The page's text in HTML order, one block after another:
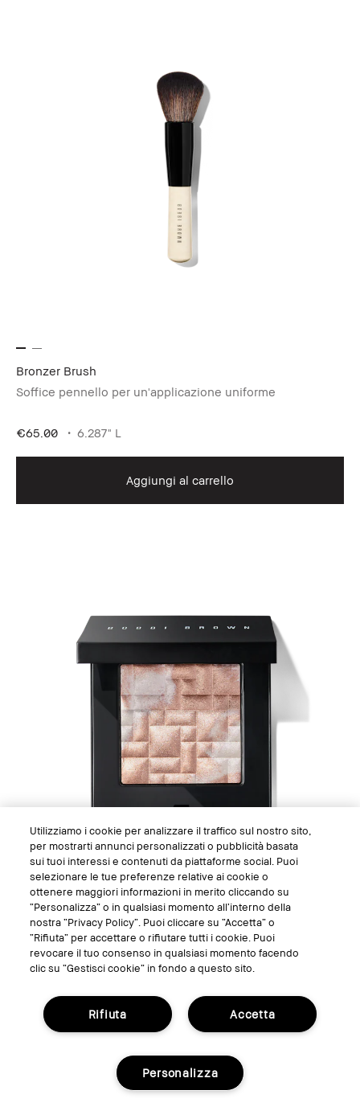
Bronzer Brush
Soffice pennello per un'applicazione uniforme
€65.00 6.287" L
Aggiungi al carrello
Highlighting Powder
Illuminate infuso di perle
Pink Glow
Utilizziamo i cookie per analizzare il traffico sul nostro sito,
per mostrarti annunci personalizzati o pubblicità basata
sui tuoi interessi e contenuti da piattaforme social. Puoi
selezionare le tue preferenze relative ai cookie o
ottenere maggiori informazioni in merito cliccando su
“Personalizza” o in qualsiasi momento all’interno della
nostra “Privacy Policy”. Puoi cliccare su “Accetta” o
“Rifiuta” per accettare o rifiutare tutti i cookie. Puoi
revocare il tuo consenso in qualsiasi momento facendo
clic su “Gestisci cookie” in fondo a questo sito.
Accetta
Rifiuta
Personalizza